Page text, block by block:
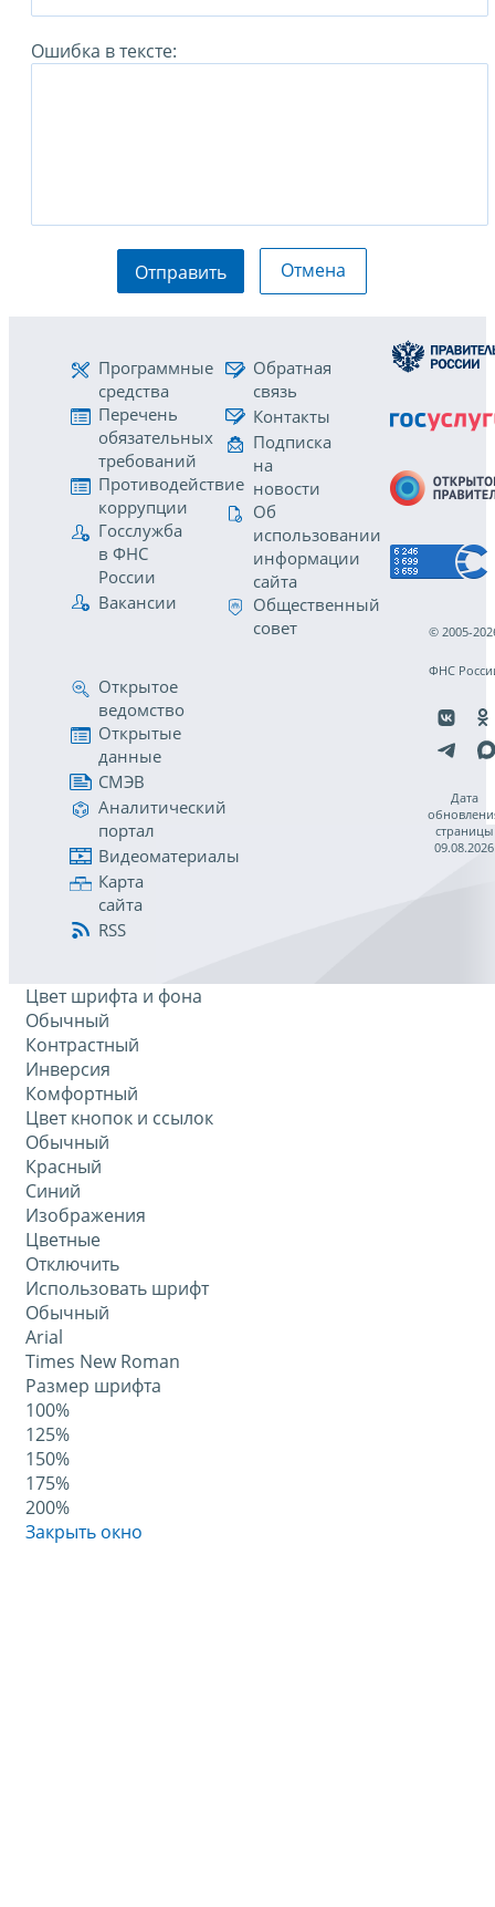
Ошибка в тексте:
Отправить Отмена
Программные
средства
Перечень
обязательных
требований
Противодействие
коррупции
Госслужба
в ФНС
России
Вакансии
Обратная
связь
Контакты
Подписка
на
новости
Об
использовании
информации
сайта
Общественный
совет
Открытое
ведомство
Открытые
данные
СМЭВ
Аналитический
портал
Видеоматериалы
Карта
сайта
RSS
© 2005-
ФНС
Дата
страницы
09.08.2026
Цвет шрифта и фона
Обычный
Контрастный
Инверсия
Комфортный
Цвет кнопок и ссылок
Обычный
Красный
Синий
Изображения
Цветные
Отключить
Использовать шрифт
Обычный
Arial
Times New Roman
Размер шрифта
100%
125%
150%
175%
200%
Закрыть окно